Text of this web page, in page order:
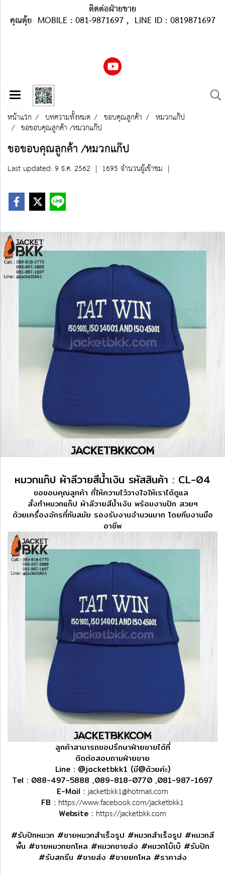
ติดต่อฝ่ายขาย
คุณตุ้ย MOBILE : 081-9871697 , LiNE ID : 0819871697
หน้าแรก บทความทั้งหมด ขอบคุณลูกค้า หมวกแก๊ป
ขอขอบคุณลูกค้า​ /หมวกแก๊ป
ขอขอบคุณลูกค้า​ /หมวกแก๊ป
Last updated: 9 ธ.ค. 2562 | 1695 จำนวนผู้เข้าชม |
หมวกแก๊ป ผ้าลีวายสีน้ำเงิน รหัสสินค้า : CL-04
ขอขอบคุณลูกค้า ที่ให้ความไว้วางใจให้เราได้ดูแล
สั่งทำหมวกแก๊ป ผ้าลีวายสีน้ำเงิน พร้อมงานปัก สวยๆ
ด้วยเครื่องจักรที่ทันสมัย​ รองรับงานจำนวนมาก​ โดยทีมงานมือ
อาชีพ
ลูกค้าสามารถขอปรึกษาฝ่ายขายได้ที่
ติดต่อสอบถามฝ่ายขาย
Line : @jacketbkk1 (มี@ด้วยค่ะ)
Tel : 088-497-5888 ,089-818-0770 ,081-987-1697
E-Mail : jacketbkk1@hotmail.com
FB : https://www.facebook.com/jacketbkk1
Website : https://jacketbkk.com
#รับปักหมวก #ขายหมวกสำเร็จรูป #หมวกสำเร็จรูป #หมวกสี
พื้น #ขายหมวกยกโหล #หมวกขายส่ง #หมวกโบ๊เบ๊ #รับปัก
#รับสกรีน #ขายส่ง #ขายยกโหล #ราคาส่ง